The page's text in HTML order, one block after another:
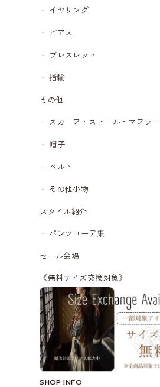
イヤリング
ピアス
ブレスレット
指輪
その他
スカーフ・ストール・マフラー
帽子
ベルト
その他小物
スタイル紹介
パンツコーデ集
セール会場
《無料サイズ交換対象》
SHOP INFO